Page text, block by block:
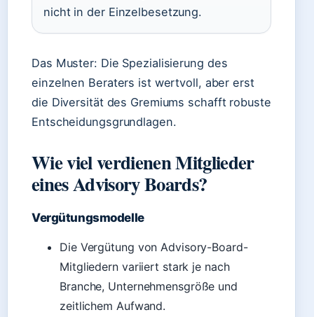
nicht in der Einzelbesetzung.
Das Muster: Die Spezialisierung des
einzelnen Beraters ist wertvoll, aber erst
die Diversität des Gremiums schafft robuste
Entscheidungsgrundlagen.
Wie viel verdienen Mitglieder
eines Advisory Boards?
Vergütungsmodelle
Die Vergütung von Advisory-Board-
Mitgliedern variiert stark je nach
Branche, Unternehmensgröße und
zeitlichem Aufwand.